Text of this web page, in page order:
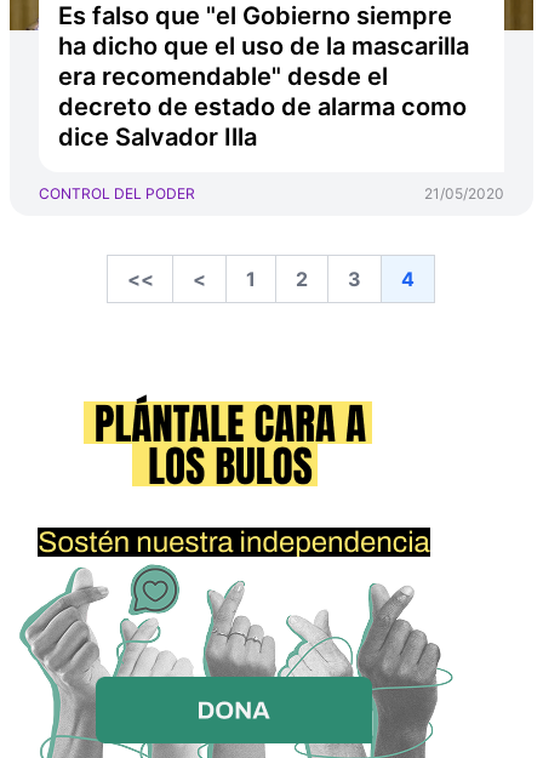
Es falso que "el Gobierno siempre
ha dicho que el uso de la mascarilla
era recomendable" desde el
decreto de estado de alarma como
dice Salvador Illa
CONTROL DEL PODER 21/05/2020
<< < 1 2 3 4